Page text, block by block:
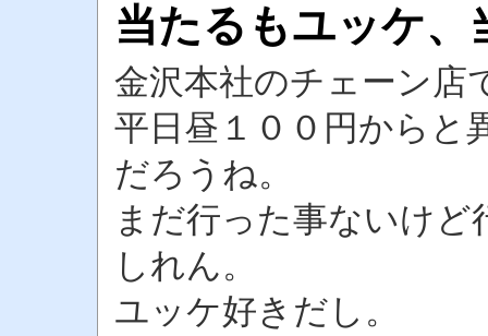
当たるもユッケ
金沢本社のチェーン店
平日昼１００円からと
だろうね。
まだ行った事ないけ
しれん。
ユッケ好きだし。